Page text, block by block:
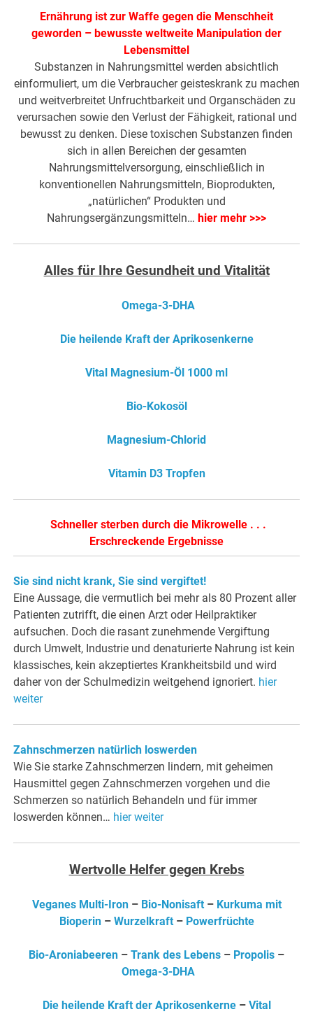
Ernährung ist zur Waffe gegen die Menschheit
geworden – bewusste weltweite Manipulation der
Lebensmittel
Substanzen in Nahrungsmittel werden absichtlich
einformuliert, um die Verbraucher geisteskrank zu machen
und weitverbreitet Unfruchtbarkeit und Organschäden zu
verursachen sowie den Verlust der Fähigkeit, rational und
bewusst zu denken. Diese toxischen Substanzen finden
sich in allen Bereichen der gesamten
Nahrungsmittelversorgung, einschließlich in
konventionellen Nahrungsmitteln, Bioprodukten,
„natürlichen“ Produkten und
Nahrungsergänzungsmitteln… hier mehr >>>
Alles für Ihre Gesundheit und Vitalität
Omega-3-DHA
Die heilende Kraft der Aprikosenkerne
Vital Magnesium-Öl 1000 ml
Bio-Kokosöl
Magnesium-Chlorid
Vitamin D3 Tropfen
Schneller sterben durch die Mikrowelle . . .
Erschreckende Ergebnisse
Sie sind nicht krank, Sie sind vergiftet!
Eine Aussage, die vermutlich bei mehr als 80 Prozent aller
Patienten zutrifft, die einen Arzt oder Heilpraktiker
aufsuchen. Doch die rasant zunehmende Vergiftung
durch Umwelt, Industrie und denaturierte Nahrung ist kein
klassisches, kein akzeptiertes Krankheitsbild und wird
daher von der Schulmedizin weitgehend ignoriert. hier
weiter
Zahnschmerzen natürlich loswerden
Wie Sie starke Zahnschmerzen lindern, mit geheimen
Hausmittel gegen Zahnschmerzen vorgehen und die
Schmerzen so natürlich Behandeln und für immer
loswerden können… hier weiter
Wertvolle Helfer gegen Krebs
Veganes Multi-Iron– Bio-Nonisaft– Kurkuma mit
Bioperin– Wurzelkraft– Powerfrüchte
Bio-Aroniabeeren – Trank des Lebens – Propolis –
Omega-3-DHA
Die heilende Kraft der Aprikosenkerne– Vital